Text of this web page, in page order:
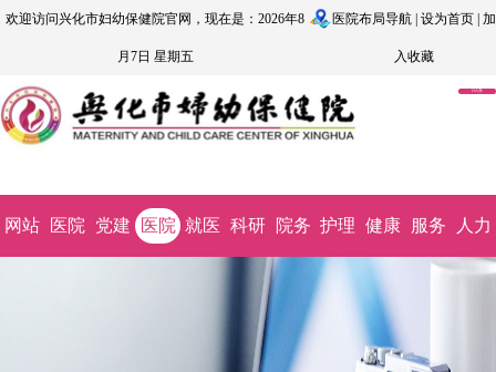
欢迎访问兴化市妇幼保健院官网，现在是：2026年8
月7日 星期五
医院布局导航| 设为首页| 加
入收藏
OA系
网站
首页
医院
概况
党建
文化
医院
动态
就医
指南
科研
教学
院务
公开
护理
园地
健康
科普
服务
监督
人力
资源